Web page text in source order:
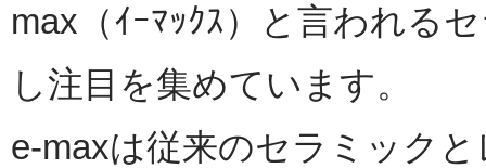
max（ｲｰﾏｯｸｽ）と言われる
し注目を集めています。
e-maxは従来のセラミック